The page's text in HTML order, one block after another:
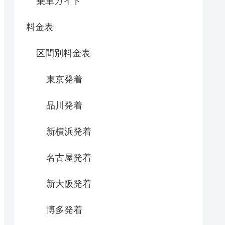
料金表
区間別料金表
東京発着
品川発着
新横浜発着
名古屋発着
新大阪発着
博多発着